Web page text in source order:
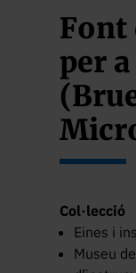
Font
per
Col·lecció
Eines i
Museu